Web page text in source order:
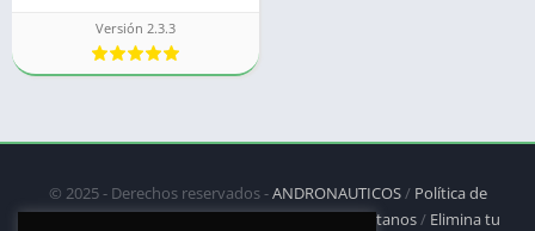
Versión 2.3.3
© 2025 - Derechos reservados -ANDRONAUTICOS/ Política de
privacidad/Política de Cookies/DMCA/Contáctanos/ Elimina tu